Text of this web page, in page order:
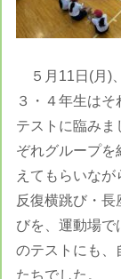
５月11日(月)
３・４年生は
テストに臨みま
ぞれグループを
えてもらいなが
反復横跳び・
びを、運動場で
のテストにも、
たちでした。